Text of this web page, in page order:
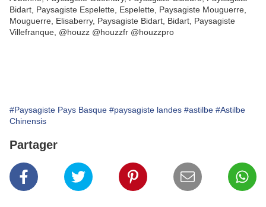
Bidart, Paysagiste Espelette, Espelette, Paysagiste Mouguerre,
Mouguerre, Elisaberry, Paysagiste Bidart, Bidart, Paysagiste
Villefranque, @houzz @houzzfr @houzzpro
#Paysagiste Pays Basque #paysagiste landes #astilbe #Astilbe
Chinensis
Partager